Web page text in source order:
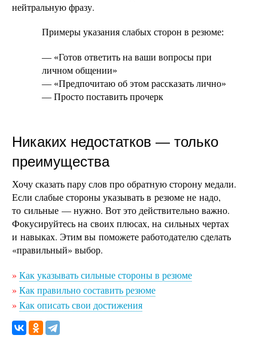
нейтральную фразу.
Примеры указания слабых сторон в резюме:
— «Готов ответить на ваши вопросы при
личном общении»
— «Предпочитаю об этом рассказать лично»
— Просто поставить прочерк
Никаких недостатков — только
преимущества
Хочу сказать пару слов про обратную сторону медали.
Если слабые стороны указывать в резюме не надо,
то сильные — нужно. Вот это действительно важно.
Фокусируйтесь на своих плюсах, на сильных чертах
и навыках. Этим вы поможете работодателю сделать
«правильный» выбор.
» Как указывать сильные стороны в резюме
» Как правильно составить резюме
» Как описать свои достижения